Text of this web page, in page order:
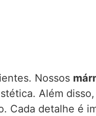
Nossos
Além
Cada detalhe é